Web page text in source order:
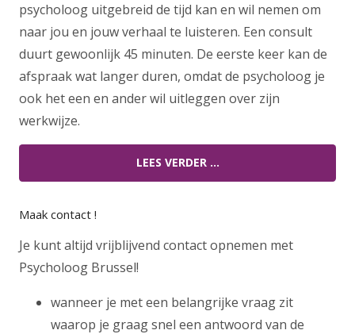
psycholoog uitgebreid de tijd kan en wil nemen om
naar jou en jouw verhaal te luisteren. Een consult
duurt gewoonlijk 45 minuten. De eerste keer kan de
afspraak wat langer duren, omdat de psycholoog je
ook het een en ander wil uitleggen over zijn
werkwijze.
LEES VERDER …
Maak contact !
Je kunt altijd vrijblijvend contact opnemen met
Psycholoog Brussel!
wanneer je met een belangrijke vraag zit
waarop je graag snel een antwoord van de